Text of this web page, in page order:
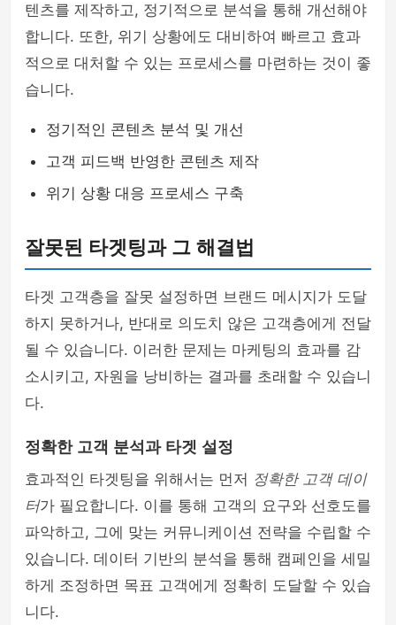
텐츠를 제작하고, 정기적으로 분석을 통해 개선해야
합니다. 또한, 위기 상황에도 대비하여 빠르고 효과
적으로 대처할 수 있는 프로세스를 마련하는 것이 좋
습니다.
정기적인 콘텐츠 분석 및 개선
고객 피드백 반영한 콘텐츠 제작
위기 상황 대응 프로세스 구축
잘못된 타겟팅과 그 해결법
타겟 고객층을 잘못 설정하면 브랜드 메시지가 도달
하지 못하거나, 반대로 의도치 않은 고객층에게 전달
될 수 있습니다. 이러한 문제는 마케팅의 효과를 감
소시키고, 자원을 낭비하는 결과를 초래할 수 있습니
다.
정확한 고객 분석과 타겟 설정
효과적인 타겟팅을 위해서는 먼저 정확한 고객 데이
터가 필요합니다. 이를 통해 고객의 요구와 선호도를
파악하고, 그에 맞는 커뮤니케이션 전략을 수립할 수
있습니다. 데이터 기반의 분석을 통해 캠페인을 세밀
하게 조정하면 목표 고객에게 정확히 도달할 수 있습
니다.